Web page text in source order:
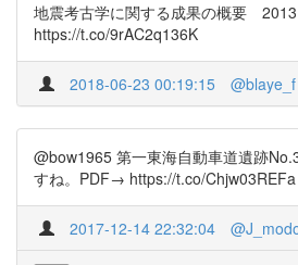
地震考古学に関する成果の概要
https://t.co/9rAC2q136K
2018-06-23 00:19:15 @blaye_f
@bow1965 第一東海自動車道遺跡
すね。PDF→ https://t.co/Chjw03REFa
2017-12-14 22:32:04